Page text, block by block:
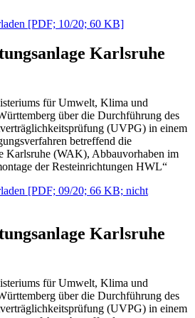
[PDF; 10/20; 60 KB]
Karlsruhe
für Umwelt, Klima und
über die Durchführung des
(UVPG) in einem
betreffend die
Karlsruhe (WAK), Abbauvorhaben im
der Resteinrichtungen HWL“
[PDF; 09/20; 66 KB; nicht
Karlsruhe
für Umwelt, Klima und
über die Durchführung des
(UVPG) in einem